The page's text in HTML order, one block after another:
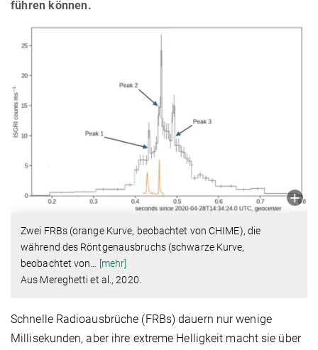
führen können.
Zwei FRBs (orange Kurve, beobachtet von CHIME), die
während des Röntgenausbruchs (schwarze Kurve,
beobachtet von
[mehr]
Aus Mereghetti et al., 2020.
Schnelle Radioausbrüche (FRBs) dauern nur wenige
Millisekunden, aber ihre extreme Helligkeit macht sie über